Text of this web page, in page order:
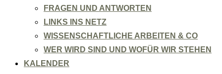
FRAGEN UND ANTWORTEN
LINKS INS NETZ
WISSENSCHAFTLICHE ARBEITEN & CO
WER WIRD SIND UND WOFÜR WIR STEHEN
KALENDER